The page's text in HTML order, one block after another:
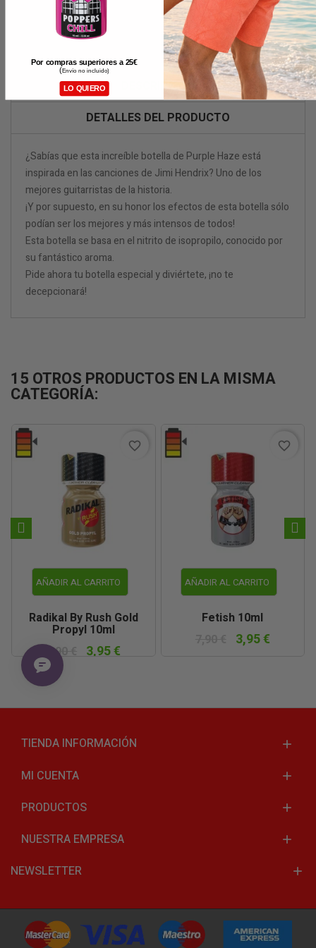
DESCRIPCIÓN
DETALLES DEL PRODUCTO
¿Sabías que esta increíble botella de Purple Haze está
inspirada en las canciones de Jimi Hendrix? Uno de los
mejores guitarristas de la historia.
¡Y por supuesto, en su honor los efectos de esta botella sólo
podían ser los mejores y más intensos de todos!
Esta botella se basa en el nitrito de isopropilo, conocido por
su fantástico aroma.
Pide ahora tu botella especial y diviértete, ¡no te
decepcionará!
15 OTROS PRODUCTOS EN LA MISMA
CATEGORÍA:
AÑADIR AL CARRITO
Radikal By Rush Gold
Propyl 10ml
7,90 €
3,95 €
favorite_border
AÑADIR AL CARRITO
Fetish 10ml
3,95 €
favorite_border
TIENDA INFORMACIÓN
MI CUENTA
PRODUCTOS
NUESTRA EMPRESA
NEWSLETTER
Por compras superiores a 25€
(Envío no incluido)
LO QUIERO